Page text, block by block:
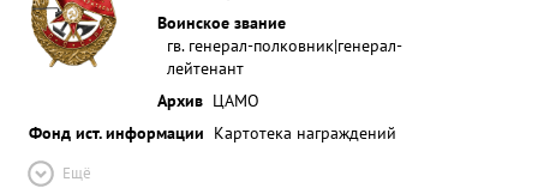
Воинское звание
гв. генерал-полковник|генерал-
лейтенант
Архив ЦАМО
Фонд ист. информации Картотека награждений
Ещё